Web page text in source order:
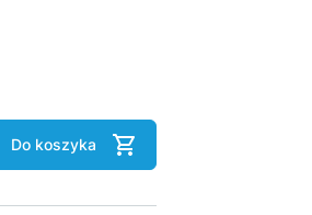
Do koszyka